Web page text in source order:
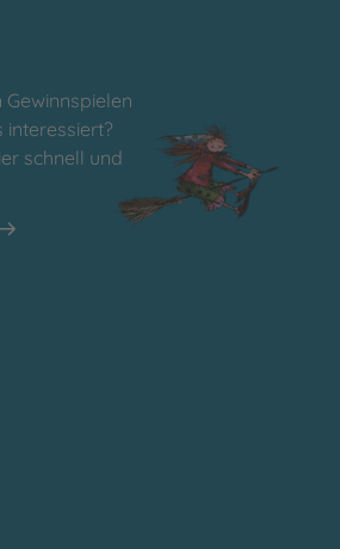
Gewinnspielen
interessiert?
schnell und